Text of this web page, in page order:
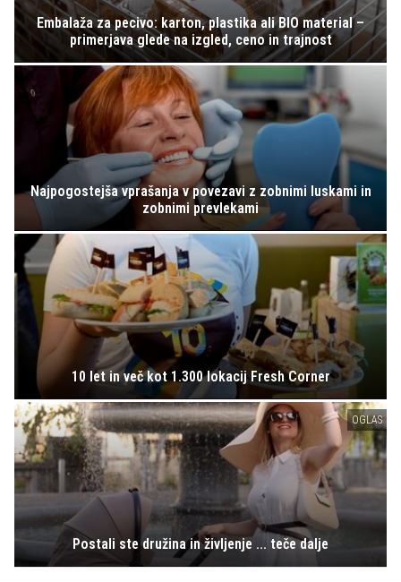
Embalaža za pecivo: karton, plastika ali BIO material –
primerjava glede na izgled, ceno in trajnost
Najpogostejša vprašanja v povezavi z zobnimi luskami in
zobnimi prevlekami
10 let in več kot 1.300 lokacij Fresh Corner
OGLAS
Postali ste družina in življenje ... teče dalje